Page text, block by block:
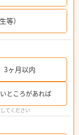
等）
3ヶ月以内
ところがあれば
てください